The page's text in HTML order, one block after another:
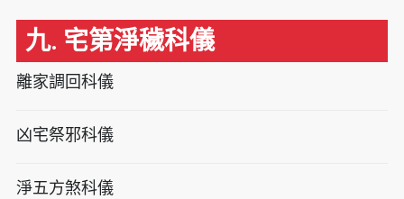
九. 宅第淨穢科儀
離家調回科儀
凶宅祭邪科儀
淨五方煞科儀